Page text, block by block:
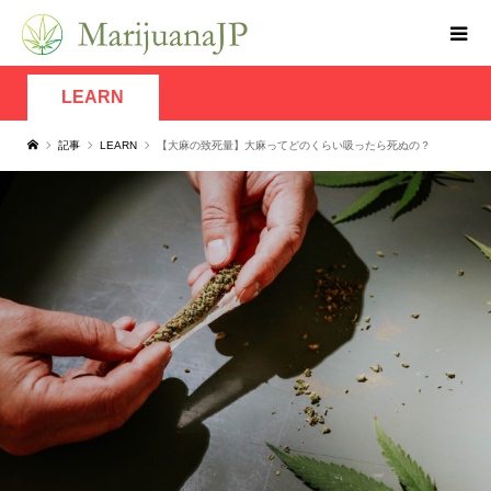
LEARN
記事 LEARN 【大麻の致死量】大麻ってどのくらい吸ったら死ぬの？